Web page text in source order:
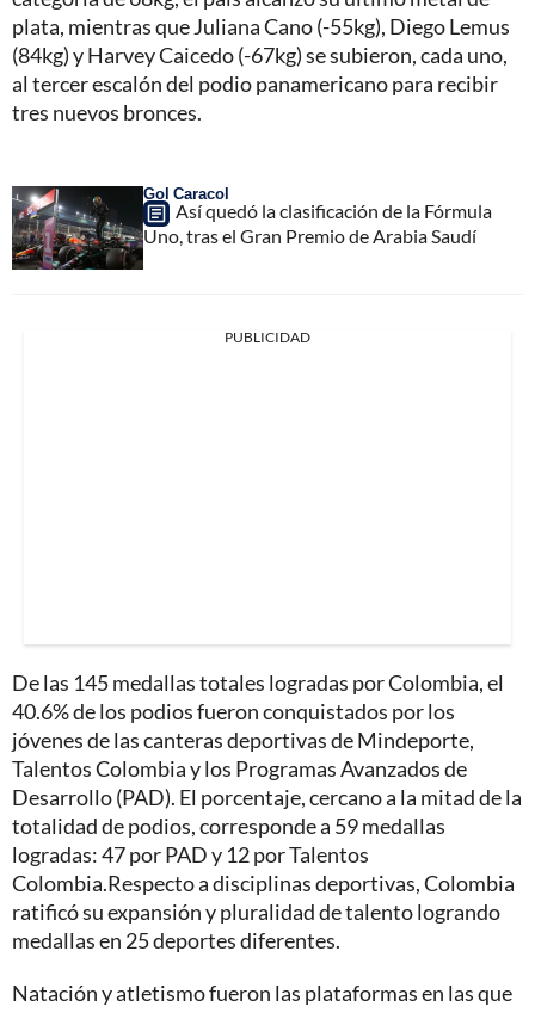
plata, mientras que Juliana Cano (-55kg), Diego Lemus
(84kg) y Harvey Caicedo (-67kg) se subieron, cada uno,
al tercer escalón del podio panamericano para recibir
tres nuevos bronces.
Gol Caracol
Así quedó la clasificación de la Fórmula
Uno, tras el Gran Premio de Arabia Saudí
PUBLICIDAD
De las 145 medallas totales logradas por Colombia, el
40.6% de los podios fueron conquistados por los
jóvenes de las canteras deportivas de Mindeporte,
Talentos Colombia y los Programas Avanzados de
Desarrollo (PAD). El porcentaje, cercano a la mitad de la
totalidad de podios, corresponde a 59 medallas
logradas: 47 por PAD y 12 por Talentos
Colombia.Respecto a disciplinas deportivas, Colombia
ratificó su expansión y pluralidad de talento logrando
medallas en 25 deportes diferentes.
Natación y atletismo fueron las plataformas en las que